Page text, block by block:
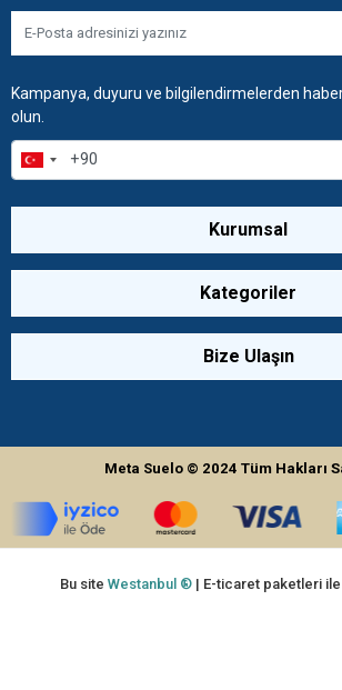
Kampanya, duyuru ve bilgilendirmelerden
olun.
Kurumsal
Kategoriler
Bize Ulaşın
Meta Suelo © 2024Tüm Hakları
Bu siteWestanbul ® | E-ticaret paketleri ile